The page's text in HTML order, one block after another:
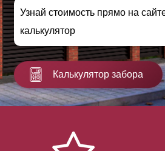
Узнай стоимость прямо на
калькулятор
Калькулятор забора